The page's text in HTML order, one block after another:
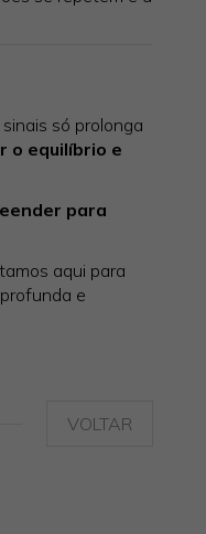
só prolonga
o equilíbrio e
para
aqui para
e
VOLTAR